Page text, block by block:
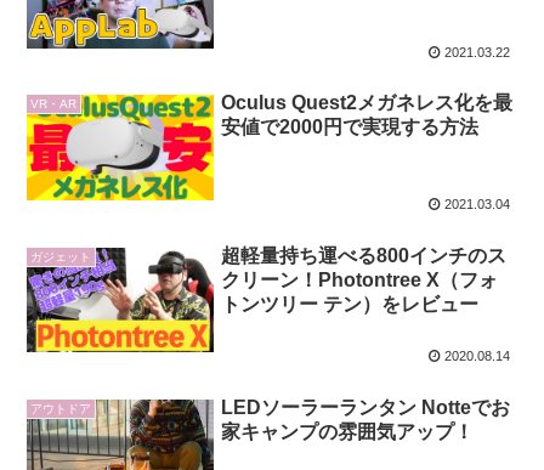
2021.03.22
VR・AR
Oculus Quest2メガネレス化を最
安値で2000円で実現する方法
2021.03.04
ガジェット
超軽量持ち運べる800インチのス
クリーン！Photontree X（フォ
トンツリー テン）をレビュー
2020.08.14
アウトドア
LEDソーラーランタン Notteでお
家キャンプの雰囲気アップ！